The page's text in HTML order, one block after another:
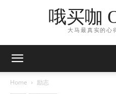
哦买咖
大马最真实的心
Home 励志